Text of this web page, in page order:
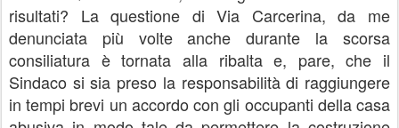
risultati? La questione di Via Carcerina, da me
denunciata più volte anche durante la scorsa
consiliatura è tornata alla ribalta e, pare, che il
Sindaco si sia preso la responsabilità di raggiungere
in tempi brevi un accordo con gli occupanti della casa